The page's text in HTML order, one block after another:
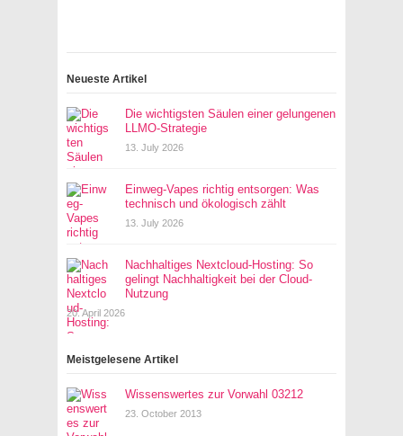
Neueste Artikel
Die wichtigsten Säulen einer gelungenen
LLMO-Strategie
13. July 2026
Einweg-Vapes richtig entsorgen: Was
technisch und ökologisch zählt
13. July 2026
Nachhaltiges Nextcloud-Hosting: So
gelingt Nachhaltigkeit bei der Cloud-
Nutzung
20. April 2026
Meistgelesene Artikel
Wissenswertes zur Vorwahl 03212
23. October 2013